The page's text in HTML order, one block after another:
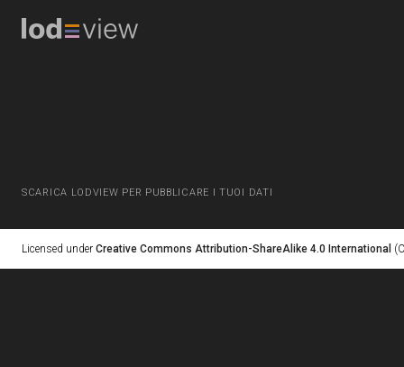
SCARICA LODVIEW PER PUBBLICARE I TUOI DATI
Licensed under Creative Commons Attribution-ShareAlike 4.0 International